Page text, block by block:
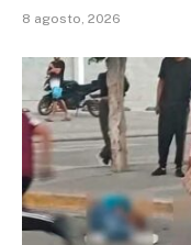
8 agosto, 2026